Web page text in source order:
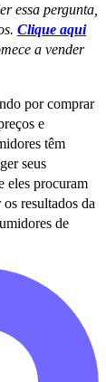
essa pergunta,
Clique aqui
a vender
por comprar
e
têm
seus
eles procuram
resultados da
de